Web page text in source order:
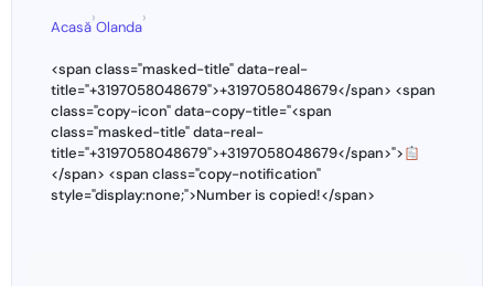
Acasă
›
Olanda
›
<span class="masked-title" data-real-
title="+3197058048679">+3197058048679</span> <span
class="copy-icon" data-copy-title="<span
class="masked-title" data-real-
title="+3197058048679">+3197058048679</span>">
</span> <span class="copy-notification"
style="display:none;">Number is copied!</span>